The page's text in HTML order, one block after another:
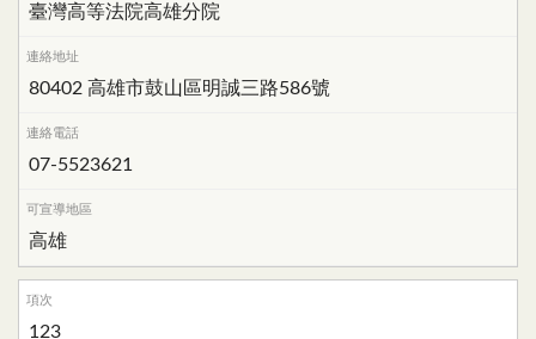
臺灣高等法院高雄分院
80402 高雄市鼓山區明誠三路586號
07-5523621
高雄
123